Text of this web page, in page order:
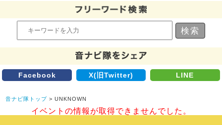
Facebook X(旧Twitter) LINE
音ナビ隊トップ > UNKNOWN
イベントの情報が取得できませんでした。